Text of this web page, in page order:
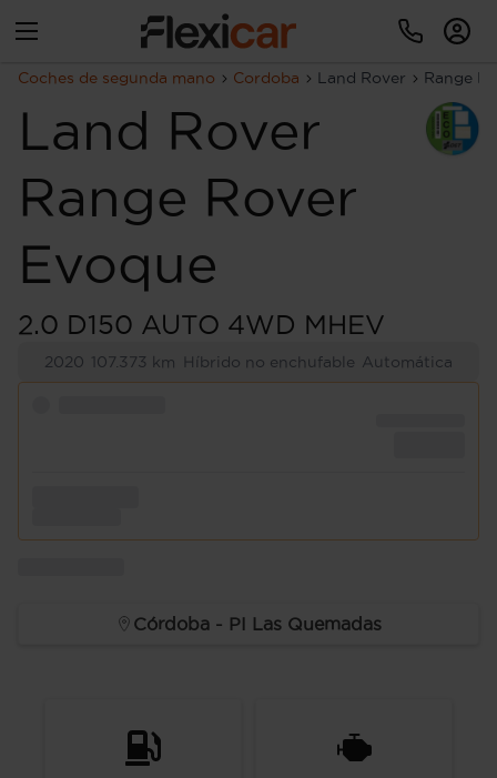
Coches de segunda mano Cordoba Land Rover Range
Land Rover
Range Rover
Evoque
2.0 D150 AUTO 4WD MHEV
2020 107.373 km Híbrido no enchufable Automática
Córdoba - PI Las Quemadas